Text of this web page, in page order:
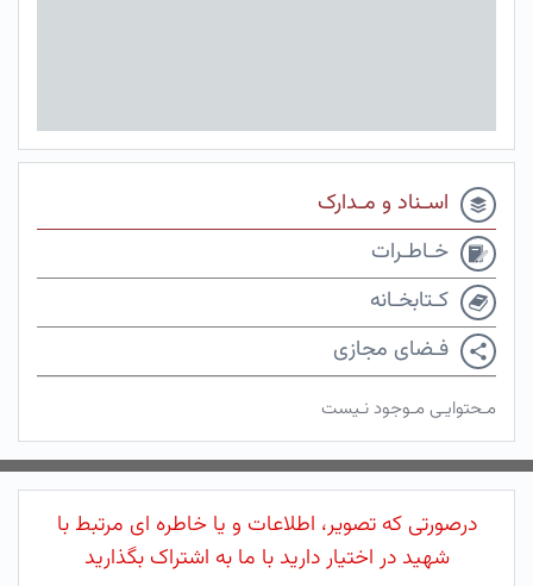
اسـناد و مـدارک
خـاطـرات
کـتابخـانه
فـضای مجازی
مـحتوایـی مـوجود نـیست
درصورتی که تصویر، اطلاعات و یا خاطره ای مرتبط با
شهید در اختیار دارید با ما به اشتراک بگذارید